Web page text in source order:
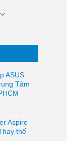
ASUS
Tâm
Aspire
thế